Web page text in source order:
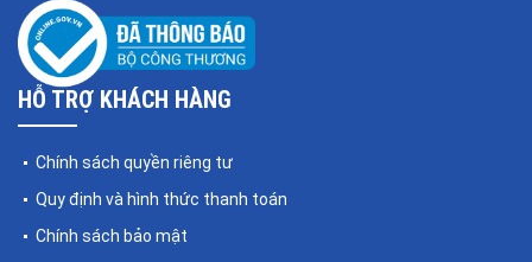
HỖ TRỢ KHÁCH HÀNG
Chính sách quyền riêng tư
Quy định và hình thức thanh toán
Chính sách bảo mật